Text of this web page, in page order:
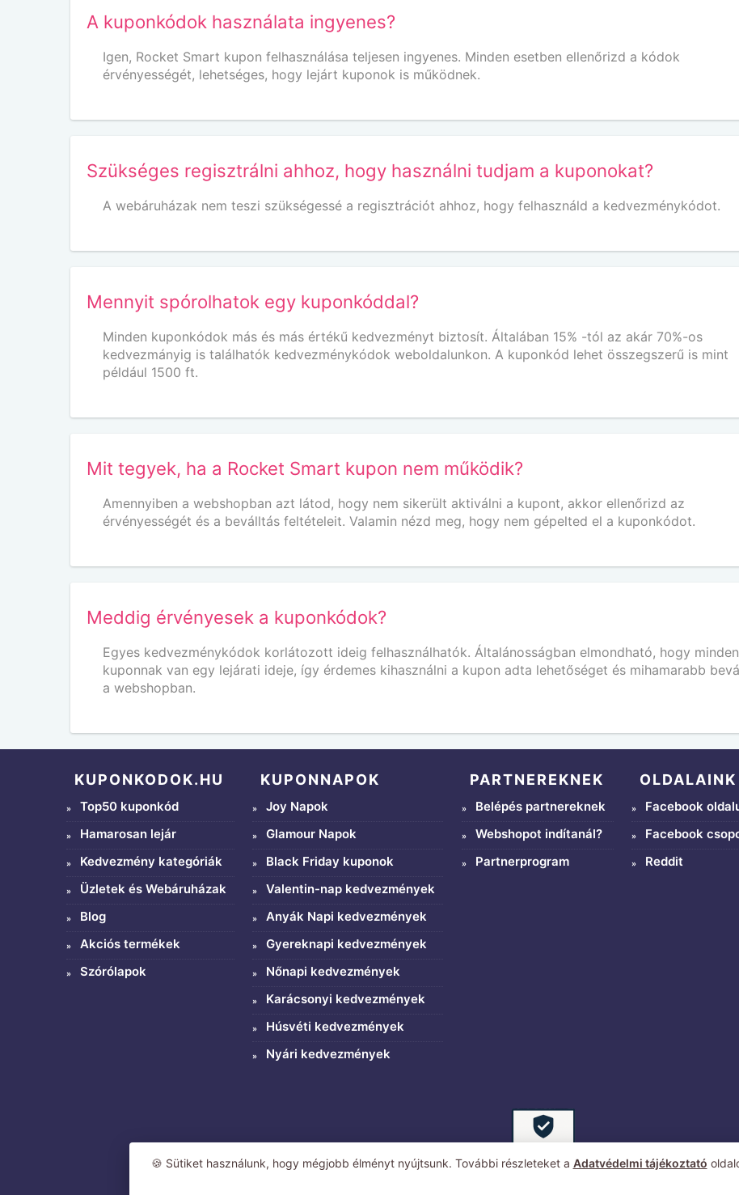
A kuponkódok használata ingyenes?
Igen, Rocket Smart kupon felhasználása teljesen ingyenes. Minden esetben ellenőrizd a kódok
érvényességét, lehetséges, hogy lejárt kuponok is működnek.
Szükséges regisztrálni ahhoz, hogy használni tudjam a kuponokat?
A webáruházak nem teszi szükségessé a regisztrációt ahhoz, hogy felhasználd a kedvezménykódot.
Mennyit spórolhatok egy kuponkóddal?
Minden kuponkódok más és más értékű kedvezményt biztosít. Általában 15% -tól az akár 70%-os
kedvezmányig is találhatók kedvezménykódok weboldalunkon. A kuponkód lehet összegszerű is mint
például 1500 ft.
Mit tegyek, ha a Rocket Smart kupon nem működik?
Amennyiben a webshopban azt látod, hogy nem sikerült aktiválni a kupont, akkor ellenőrizd az
érvényességét és a beválltás feltételeit. Valamin nézd meg, hogy nem gépelted el a kuponkódot.
Meddig érvényesek a kuponkódok?
Egyes kedvezménykódok korlátozott ideig felhasználhatók. Általánosságban elmondható, hogy minden
kuponnak van egy lejárati ideje, így érdemes kihasználni a kupon adta lehetőséget és mihamarabb
a webshopban.
KUPONKODOK.HU
Top50 kuponkód
Hamarosan lejár
Kedvezmény kategóriák
Üzletek és Webáruházak
Blog
Akciós termékek
Szórólapok
KUPONNAPOK
Joy Napok
Glamour Napok
Black Friday kuponok
Valentin-nap kedvezmények
Anyák Napi kedvezmények
Gyereknapi kedvezmények
Nőnapi kedvezmények
Karácsonyi kedvezmények
Húsvéti kedvezmények
Nyári kedvezmények
PARTNEREKNEK
Belépés partnereknek
Webshopot indítanál?
Partnerprogram
OLDALAINK
Facebook
Facebook
Reddit
🍪 Sütiket használunk, hogy mégjobb élményt nyújtsunk. További részleteket a Adatvédelmi tájékoztató